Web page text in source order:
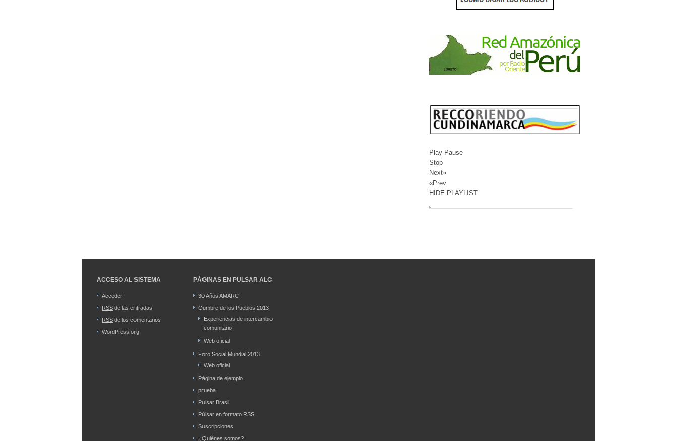
Play Pause
Stop
Next»
«Prev
HIDE PLAYLIST
ACCESO AL SISTEMA
Acceder
RSS de las entradas
RSS de los comentarios
WordPress.org
PÁGINAS EN PULSAR ALC
30 Años AMARC
Cumbre de los Pueblos 2013
Experiencias de intercambio
comunitario
Web oficial
Foro Social Mundial 2013
Web oficial
Página de ejemplo
prueba
Pulsar Brasil
Púlsar en formato RSS
Suscripciones
¿Quiénes somos?